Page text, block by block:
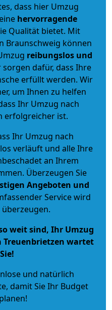
dass hier Umzug
hervorragende
Qualität bietet. Mit
Braunschweig können
reibungslos und
dafür, dass Ihre
erfüllt werden. Wir
um Ihnen zu helfen
Ihr Umzug nach
erfolgreicher ist.
Ihr Umzug nach
verläuft und alle Ihre
an Ihrem
Überzeugen Sie
Angeboten und
Service wird
weit sind, Ihr Umzug
Treuenbrietzen wartet
und natürlich
, damit Sie Ihr Budget